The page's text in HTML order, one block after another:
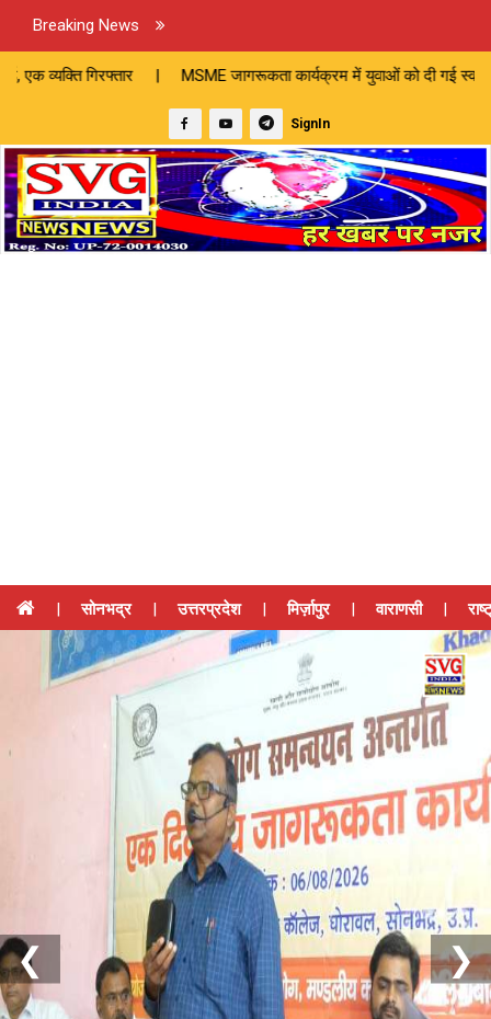
Breaking News
| MSME जागरूकता कार्यक्रम में युवाओं को दी गई स्वरोजगार
SignIn
| सोनभद्र | उत्तरप्रदेश | मिर्ज़ापुर | वाराणसी |
❮ ❯